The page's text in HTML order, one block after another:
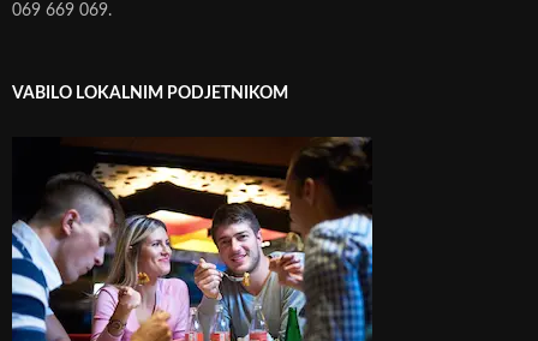
069 669 069.
VABILO LOKALNIM PODJETNIKOM